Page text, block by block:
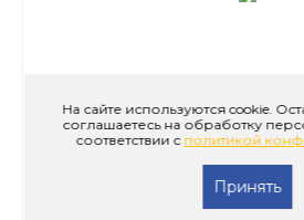
На сайте используются cookie.
соглашаетесь на обработку
соответствии с политикой
Принять